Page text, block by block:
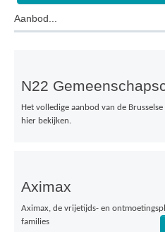
Aanbod...
N22
Het volledige aanbod van de
hier bekijken.
Aximax
Aximax, de vrijetijds- en
families